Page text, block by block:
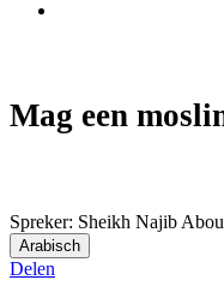
Mag een
Spreker: Sheikh Najib
Arabisch
Delen